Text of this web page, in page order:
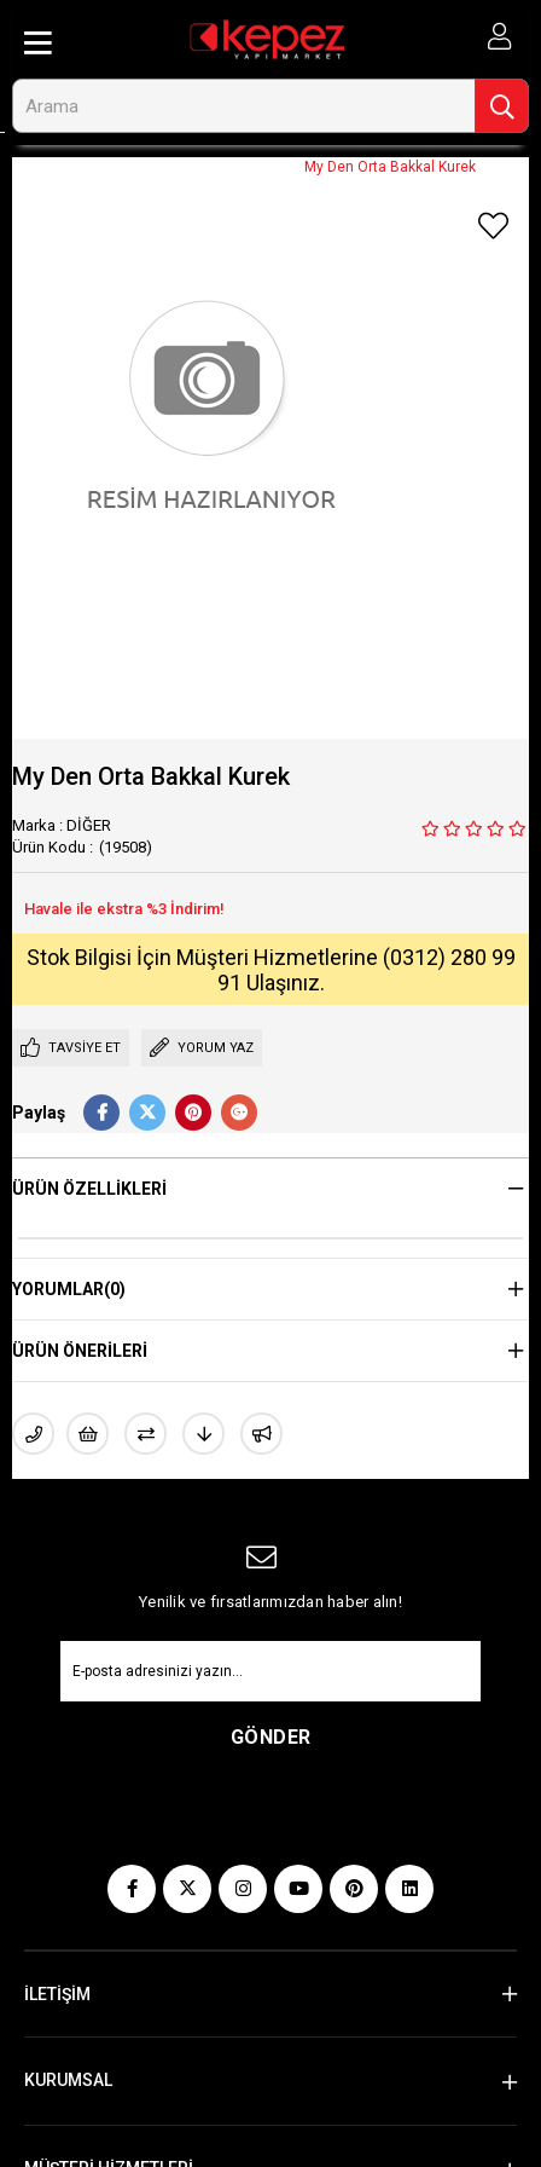
My Den Orta Bakkal Kurek
My Den Orta Bakkal Kurek
Marka : DİĞER
(19508)
Stok Bilgisi İçin Müşteri Hizmetlerine (0312) 280 99
91 Ulaşınız.
TAVSIYE ET YORUM YAZ
Paylaş
ÜRÜN ÖZELLIKLERI
YORUMLAR(0)
ÜRÜN ÖNERILERI
Yenilik ve fırsatlarımızdan haber alın!
GÖNDER
İLETİŞİM
KURUMSAL